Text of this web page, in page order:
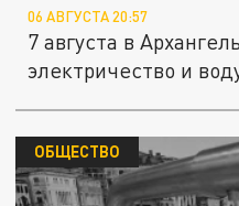
06 АВГУСТА 20:57
7 августа в
электричество и
ОБЩЕСТВО